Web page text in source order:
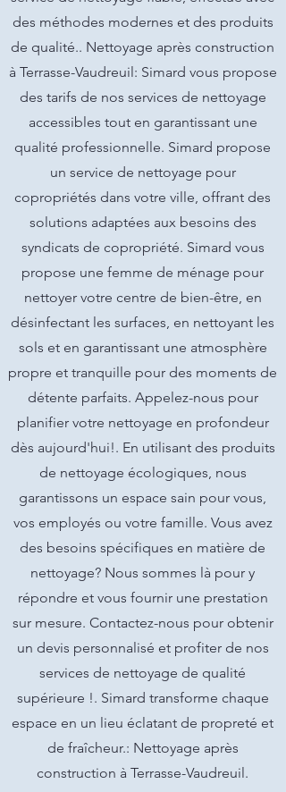
des méthodes modernes et des produits
de qualité.. Nettoyage après construction
à Terrasse-Vaudreuil: Simard vous propose
des tarifs de nos services de nettoyage
accessibles tout en garantissant une
qualité professionnelle. Simard propose
un service de nettoyage pour
copropriétés dans votre ville, offrant des
solutions adaptées aux besoins des
syndicats de copropriété. Simard vous
propose une femme de ménage pour
nettoyer votre centre de bien-être, en
désinfectant les surfaces, en nettoyant les
sols et en garantissant une atmosphère
propre et tranquille pour des moments de
détente parfaits. Appelez-nous pour
planifier votre nettoyage en profondeur
dès aujourd'hui!. En utilisant des produits
de nettoyage écologiques, nous
garantissons un espace sain pour vous,
vos employés ou votre famille. Vous avez
des besoins spécifiques en matière de
nettoyage? Nous sommes là pour y
répondre et vous fournir une prestation
sur mesure. Contactez-nous pour obtenir
un devis personnalisé et profiter de nos
services de nettoyage de qualité
supérieure !. Simard transforme chaque
espace en un lieu éclatant de propreté et
de fraîcheur.: Nettoyage après
construction à Terrasse-Vaudreuil.